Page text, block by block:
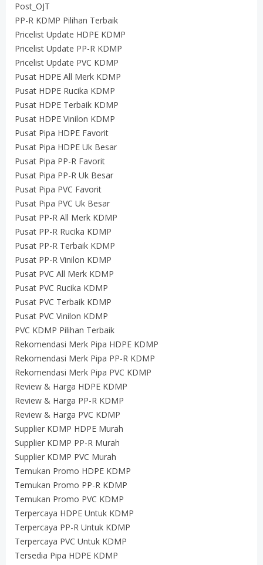
Post_OJT
PP-R KDMP Pilihan Terbaik
Pricelist Update HDPE KDMP
Pricelist Update PP-R KDMP
Pricelist Update PVC KDMP
Pusat HDPE All Merk KDMP
Pusat HDPE Rucika KDMP
Pusat HDPE Terbaik KDMP
Pusat HDPE Vinilon KDMP
Pusat Pipa HDPE Favorit
Pusat Pipa HDPE Uk Besar
Pusat Pipa PP-R Favorit
Pusat Pipa PP-R Uk Besar
Pusat Pipa PVC Favorit
Pusat Pipa PVC Uk Besar
Pusat PP-R All Merk KDMP
Pusat PP-R Rucika KDMP
Pusat PP-R Terbaik KDMP
Pusat PP-R Vinilon KDMP
Pusat PVC All Merk KDMP
Pusat PVC Rucika KDMP
Pusat PVC Terbaik KDMP
Pusat PVC Vinilon KDMP
PVC KDMP Pilihan Terbaik
Rekomendasi Merk Pipa HDPE KDMP
Rekomendasi Merk Pipa PP-R KDMP
Rekomendasi Merk Pipa PVC KDMP
Review & Harga HDPE KDMP
Review & Harga PP-R KDMP
Review & Harga PVC KDMP
Supplier KDMP HDPE Murah
Supplier KDMP PP-R Murah
Supplier KDMP PVC Murah
Temukan Promo HDPE KDMP
Temukan Promo PP-R KDMP
Temukan Promo PVC KDMP
Terpercaya HDPE Untuk KDMP
Terpercaya PP-R Untuk KDMP
Terpercaya PVC Untuk KDMP
Tersedia Pipa HDPE KDMP